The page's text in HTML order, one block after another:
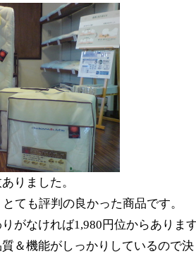
りました。
ても評判の良かった商品です。
がなければ1,980円位からあります
＆機能がしっかりしているので決